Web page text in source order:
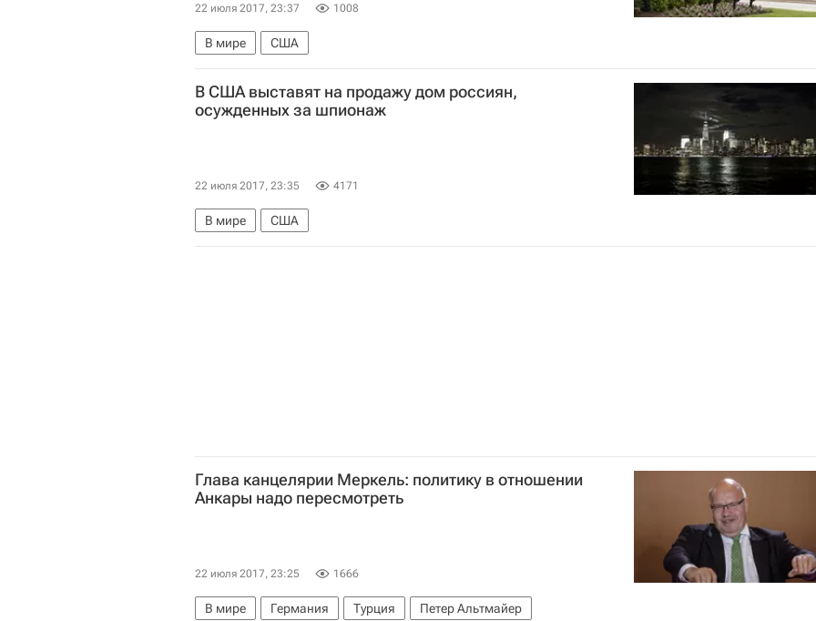
22 июля 2017, 23:37 1008
В мире США
В США выставят на продажу дом россиян,
осужденных за шпионаж
22 июля 2017, 23:35 4171
В мире США
Глава канцелярии Меркель: политику в отношении
Анкары надо пересмотреть
22 июля 2017, 23:25 1666
В мире Германия Турция Петер Альтмайер